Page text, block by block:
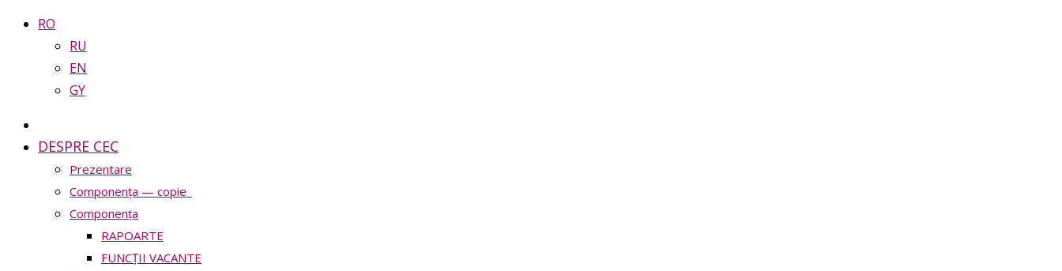
RO
RU
EN
GY
DESPRE CEC
Prezentare
Сomponența — copie_
Сomponența
RAPOARTE
FUNCȚII VACANTE